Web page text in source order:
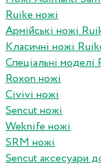
Ruike ножі
Армійські ножі
Класичні ножі
Спеціальні моделі
Roxon ножi
Civivi ножі
Sencut ножі
Weknife ножі
SRM ножі
Sencut аксесуари